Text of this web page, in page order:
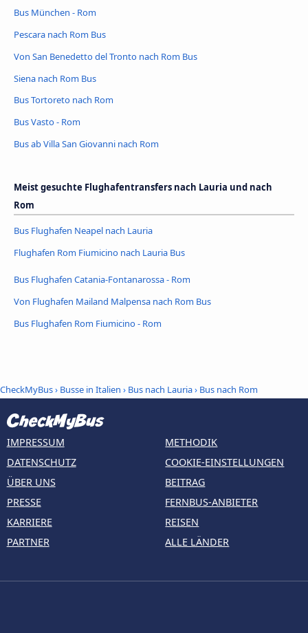
Bus München - Rom
Pescara nach Rom Bus
Von San Benedetto del Tronto nach Rom Bus
Siena nach Rom Bus
Bus Tortoreto nach Rom
Bus Vasto - Rom
Bus ab Villa San Giovanni nach Rom
Meist gesuchte Flughafentransfers nach Lauria und nach
Rom
Bus Flughafen Neapel nach Lauria
Flughafen Rom Fiumicino nach Lauria Bus
Bus Flughafen Catania-Fontanarossa - Rom
Von Flughafen Mailand Malpensa nach Rom Bus
Bus Flughafen Rom Fiumicino - Rom
CheckMyBus› Busse in Italien › Bus nach Lauria› Bus nach Rom
IMPRESSUM
DATENSCHUTZ
ÜBER UNS
PRESSE
KARRIERE
PARTNER
METHODIK
COOKIE-EINSTELLUNGEN
BEITRAG
FERNBUS-ANBIETER
REISEN
ALLE LÄNDER